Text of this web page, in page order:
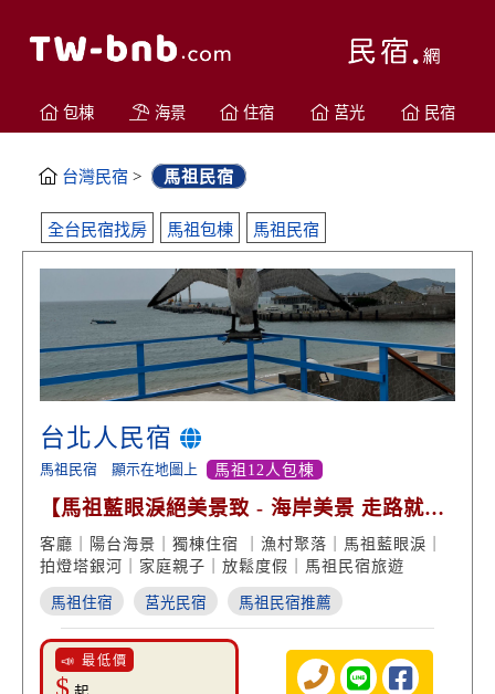
包棟 海景 住宿 莒光 民宿
台灣民宿 > 馬祖民宿
全台民宿找房 馬祖包棟 馬祖民宿
台北人民宿
馬祖民宿 顯示在地圖上 馬祖12人包棟
【馬祖藍眼淚絕美景致 - 海岸美景 走路就
到】
客廳｜陽台海景｜獨棟住宿 ｜漁村聚落｜馬祖藍眼淚｜
拍燈塔銀河｜家庭親子｜放鬆度假｜馬祖民宿旅遊
馬祖住宿 莒光民宿 馬祖民宿推薦
📣 最低價